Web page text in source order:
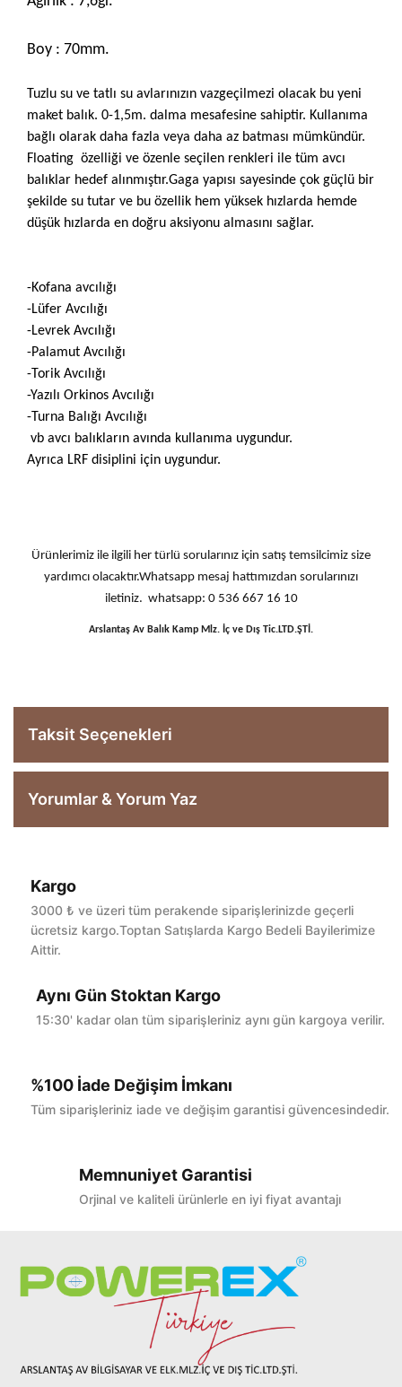
Boy : 70mm.
Tuzlu su ve tatlı su avlarınızın vazgeçilmezi olacak bu yeni
maket balık. 0-1,5m. dalma mesafesine sahiptir. Kullanıma
bağlı olarak daha fazla veya daha az batması mümkündür.
Floating özelliği ve özenle seçilen renkleri ile tüm avcı
balıklar hedef alınmıştır.Gaga yapısı sayesinde çok güçlü bir
şekilde su tutar ve bu özellik hem yüksek hızlarda hemde
düşük hızlarda en doğru aksiyonu almasını sağlar.
-Kofana avcılığı
-Lüfer Avcılığı
-Levrek Avcılığı
-Palamut Avcılığı
-Torik Avcılığı
-Yazılı Orkinos Avcılığı
-Turna Balığı Avcılığı
vb avcı balıkların avında kullanıma uygundur.
Ayrıca LRF disiplini için uygundur.
Ürünlerimiz ile ilgili her türlü sorularınız için satış temsilcimiz size
yardımcı olacaktır.Whatsapp mesaj hattımızdan sorularınızı
iletiniz. whatsapp: 0 536 667 16 10
Arslantaş Av Balık Kamp Mlz. İç ve Dış Tic.LTD.ŞTİ.
Taksit Seçenekleri
Yorumlar & Yorum Yaz
Bu ürüne ilk yorumu siz yapın!
Kargo
3000 ₺ ve üzeri tüm perakende siparişlerinizde geçerli
ücretsiz kargo.Toptan Satışlarda Kargo Bedeli Bayilerimize
Aittir.
Aynı Gün Stoktan Kargo
15:30' kadar olan tüm siparişleriniz aynı gün kargoya verilir.
%100 İade Değişim İmkanı
Tüm siparişleriniz iade ve değişim garantisi güvencesindedir.
Memnuniyet Garantisi
Orjinal ve kaliteli ürünlerle en iyi fiyat avantajı